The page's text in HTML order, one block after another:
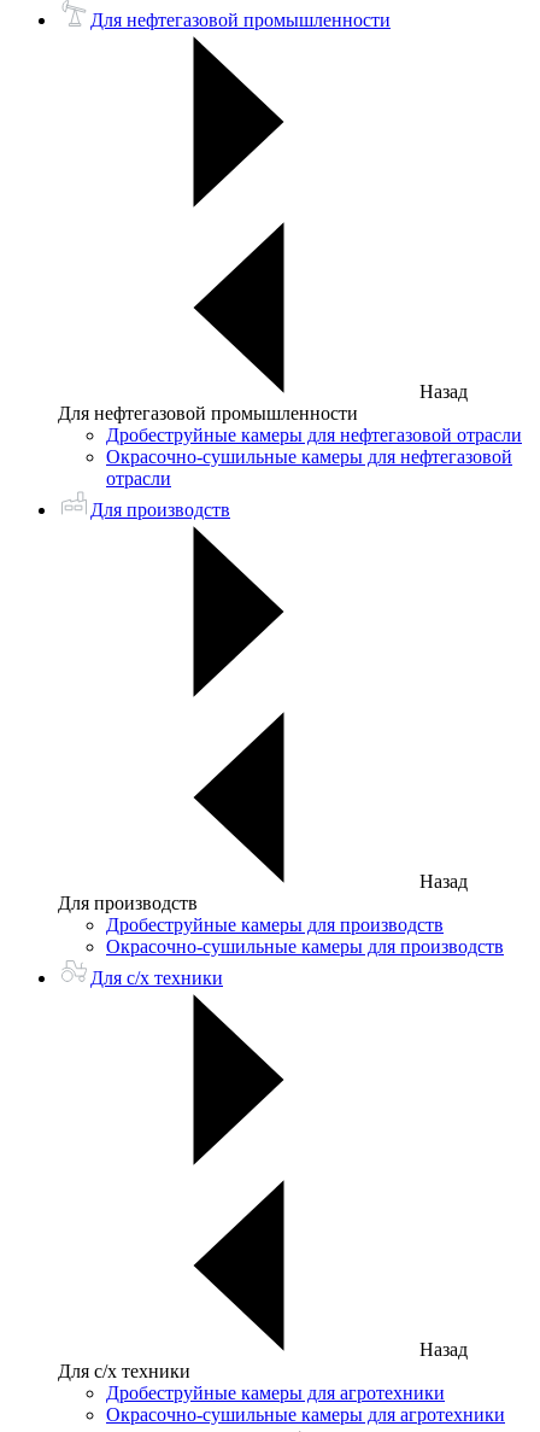
Для нефтегазовой промышленности
Назад
Для нефтегазовой промышленности
Дробеструйные камеры для нефтегазовой отрасли
Окрасочно-сушильные камеры для нефтегазовой
отрасли
Для производств
Назад
Для производств
Дробеструйные камеры для производств
Окрасочно-сушильные камеры для производств
Для с/х техники
Назад
Для с/х техники
Дробеструйные камеры для агротехники
Окрасочно-сушильные камеры для агротехники